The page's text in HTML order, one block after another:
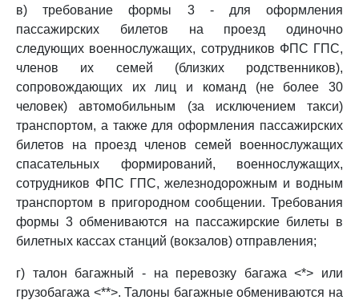
в) требование формы 3 - для оформления
пассажирских билетов на проезд одиночно
следующих военнослужащих, сотрудников ФПС ГПС,
членов их семей (близких родственников),
сопровождающих их лиц и команд (не более 30
человек) автомобильным (за исключением такси)
транспортом, а также для оформления пассажирских
билетов на проезд членов семей военнослужащих
спасательных формирований, военнослужащих,
сотрудников ФПС ГПС, железнодорожным и водным
транспортом в пригородном сообщении. Требования
формы 3 обмениваются на пассажирские билеты в
билетных кассах станций (вокзалов) отправления;
г) талон багажный - на перевозку багажа <*> или
грузобагажа <**>. Талоны багажные обмениваются на